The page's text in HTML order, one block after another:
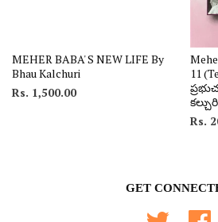
MEHER BABA' S NEW LIFE By
Bhau Kalchuri
Rs. 1,500.00
11
Rs.
GET
Twitter